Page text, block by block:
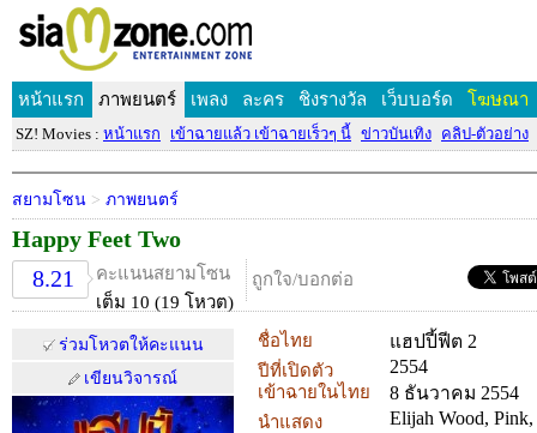
หน้าแรก ภาพยนตร์ เพลง ละคร ชิงรางวัล เว็บบอร์ด โฆษณา
SZ! Movies : หน้าแรก เข้าฉายแล้ว เข้าฉายเร็วๆ นี้ ข่าวบันเทิง คลิป-ตัวอย่าง
สยามโซน > ภาพยนตร์
Happy Feet Two
8.21
คะแนนสยามโซน
เต็ม 10 (19 โหวต)
ถูกใจ/บอกต่อ
ร่วมโหวตให้คะแนน
เขียนวิจารณ์
ชื่อไทย แฮปปี้ฟีต 2
ปีที่เปิดตัว 2554
เข้าฉายในไทย 8 ธันวาคม 2554
นำแสดง Elijah Wood, Pink,